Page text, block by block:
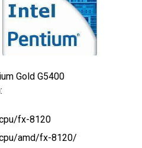
Gold G5400
fx-8120
amd/fx-8120/